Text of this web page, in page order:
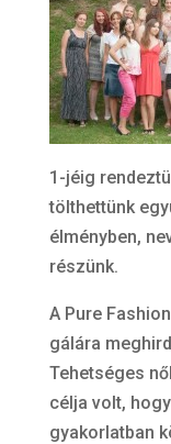
1-jéig
tölthettünk
élményben,
részünk.
A Pure
gálára
Tehetséges
célja volt,
gyakorlatban